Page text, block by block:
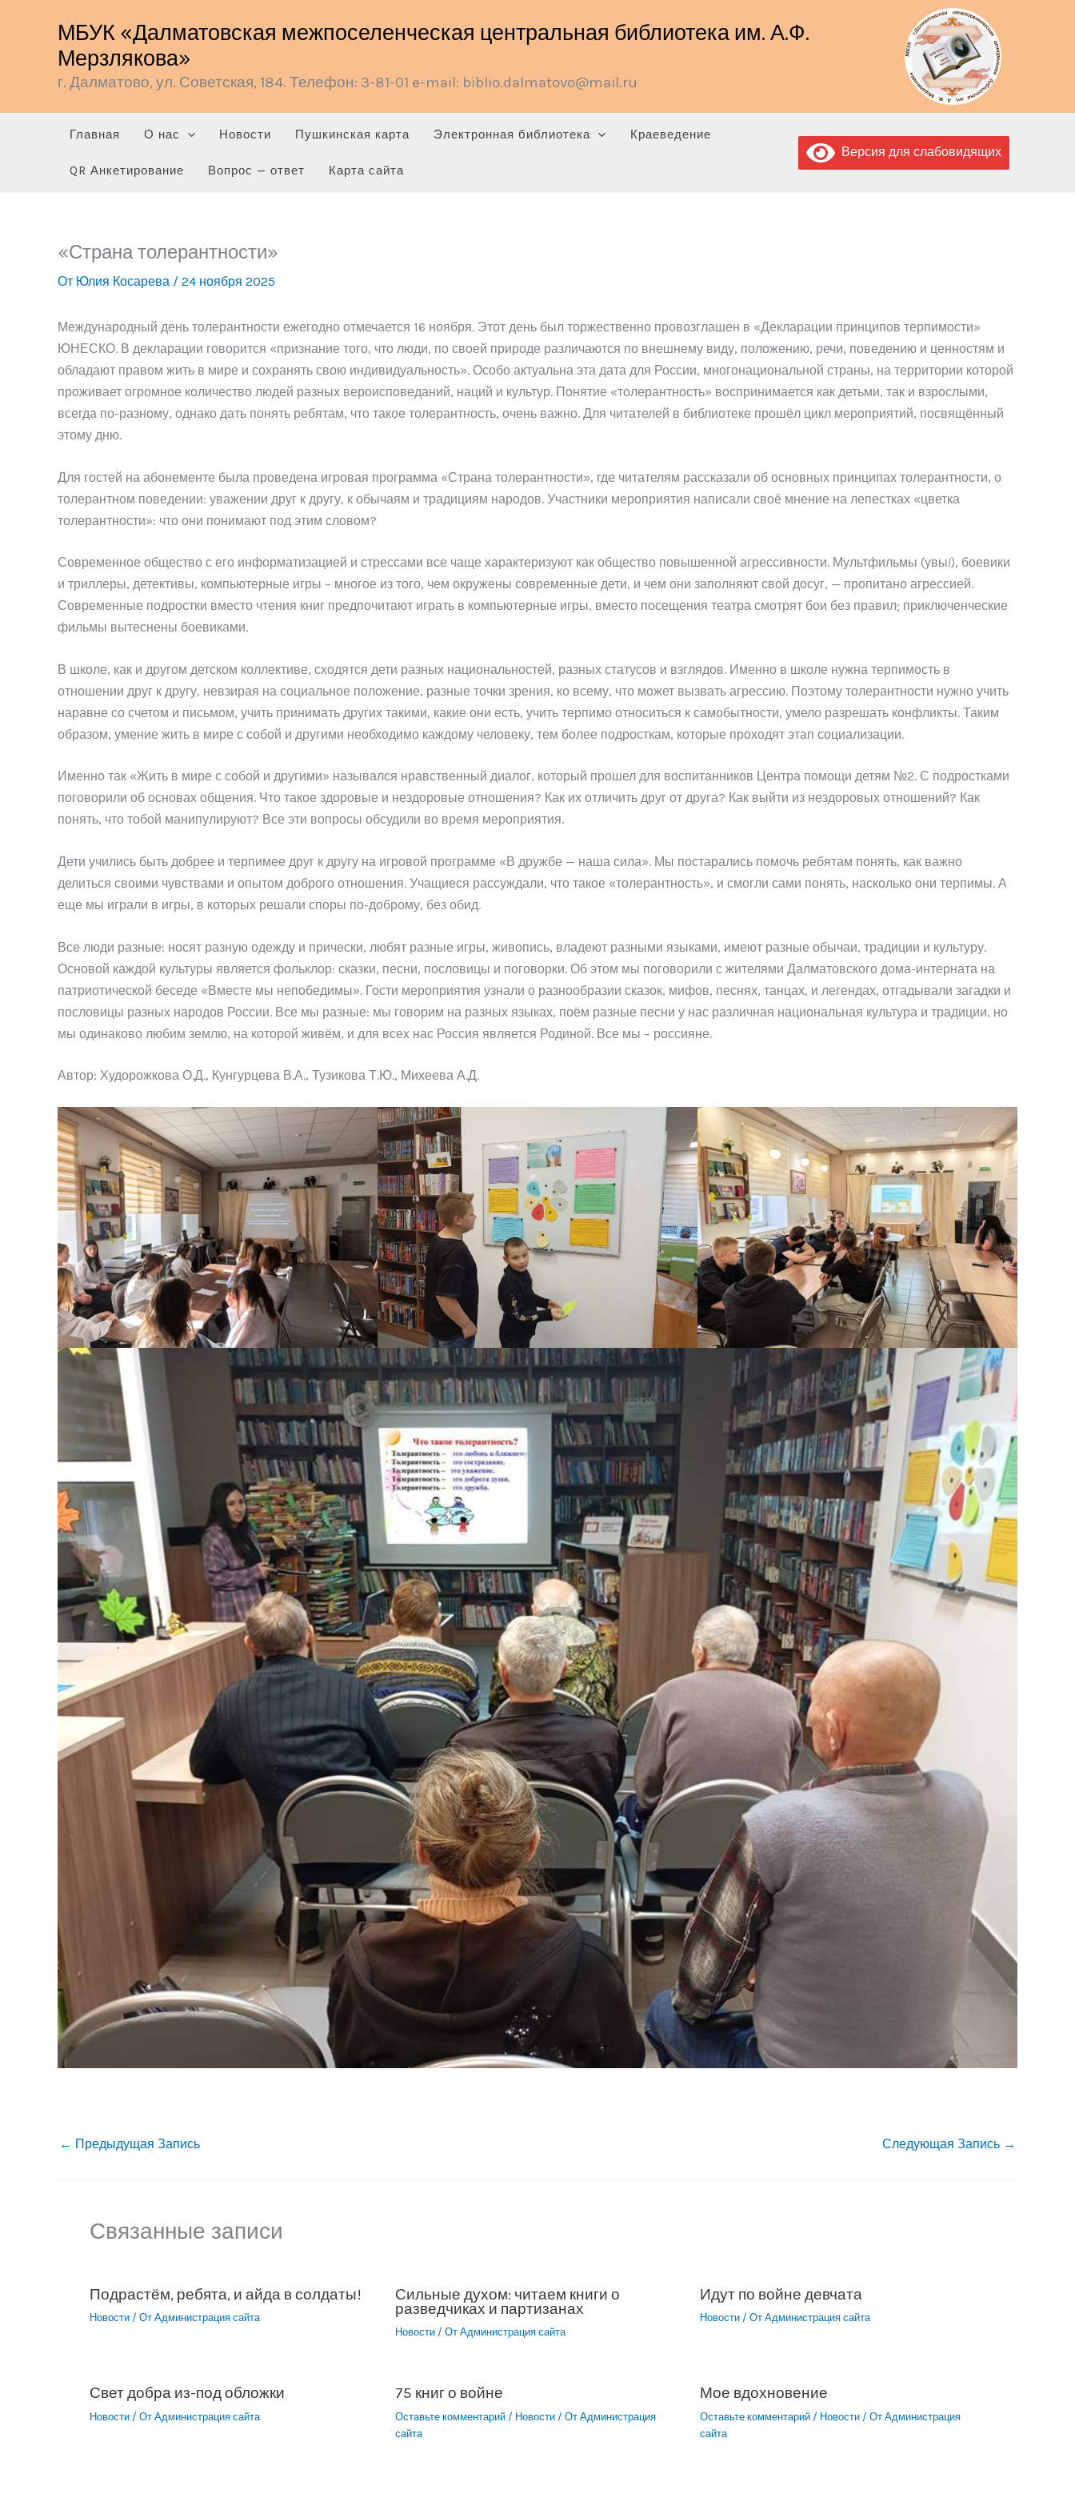
содержимому
МБУК «Далматовская межпоселенческая центральная библиотека им. А.Ф.
Мерзлякова»
г. Далматово, ул. Советская, 184. Телефон: 3-81-01 e-mail: biblio.dalmatovo@mail.ru
Главная О нас Новости Пушкинская карта Электронная библиотека Краеведение
QR Анкетирование Вопрос — ответ Карта сайта
Версия для слабовидящих
«Страна толерантности»
От Юлия Косарева / 24 ноября 2025
Международный день толерантности ежегодно отмечается 16 ноября. Этот день был торжественно провозглашен в «Декларации принципов терпимости»
ЮНЕСКО. В декларации говорится «признание того, что люди, по своей природе различаются по внешнему виду, положению, речи, поведению и ценностям и
обладают правом жить в мире и сохранять свою индивидуальность». Особо актуальна эта дата для России, многонациональной страны, на территории которой
проживает огромное количество людей разных вероисповеданий, наций и культур. Понятие «толерантность» воспринимается как детьми, так и взрослыми,
всегда по-разному, однако дать понять ребятам, что такое толерантность, очень важно. Для читателей в библиотеке прошёл цикл мероприятий, посвящённый
этому дню.
Для гостей на абонементе была проведена игровая программа «Страна толерантности», где читателям рассказали об основных принципах толерантности, о
толерантном поведении: уважении друг к другу, к обычаям и традициям народов. Участники мероприятия написали своё мнение на лепестках «цветка
толерантности»: что они понимают под этим словом?
Современное общество с его информатизацией и стрессами все чаще характеризуют как общество повышенной агрессивности. Мультфильмы (увы!), боевики
и триллеры, детективы, компьютерные игры – многое из того, чем окружены современные дети, и чем они заполняют свой досуг, — пропитано агрессией.
Современные подростки вместо чтения книг предпочитают играть в компьютерные игры, вместо посещения театра смотрят бои без правил; приключенческие
фильмы вытеснены боевиками.
В школе, как и другом детском коллективе, сходятся дети разных национальностей, разных статусов и взглядов. Именно в школе нужна терпимость в
отношении друг к другу, невзирая на социальное положение, разные точки зрения, ко всему, что может вызвать агрессию. Поэтому толерантности нужно учить
наравне со счетом и письмом, учить принимать других такими, какие они есть, учить терпимо относиться к самобытности, умело разрешать конфликты. Таким
образом, умение жить в мире с собой и другими необходимо каждому человеку, тем более подросткам, которые проходят этап социализации.
Именно так «Жить в мире с собой и другими» назывался нравственный диалог, который прошел для воспитанников Центра помощи детям №2. С подростками
поговорили об основах общения. Что такое здоровые и нездоровые отношения? Как их отличить друг от друга? Как выйти из нездоровых отношений? Как
понять, что тобой манипулируют? Все эти вопросы обсудили во время мероприятия.
Дети учились быть добрее и терпимее друг к другу на игровой программе «В дружбе — наша сила». Мы постарались помочь ребятам понять, как важно
делиться своими чувствами и опытом доброго отношения. Учащиеся рассуждали, что такое «толерантность», и смогли сами понять, насколько они терпимы. А
еще мы играли в игры, в которых решали споры по-доброму, без обид.
Все люди разные: носят разную одежду и прически, любят разные игры, живопись, владеют разными языками, имеют разные обычаи, традиции и культуру.
Основой каждой культуры является фольклор: сказки, песни, пословицы и поговорки. Об этом мы поговорили с жителями Далматовского дома-интерната на
патриотической беседе «Вместе мы непобедимы». Гости мероприятия узнали о разнообразии сказок, мифов, песнях, танцах, и легендах, отгадывали загадки и
пословицы разных народов России. Все мы разные: мы говорим на разных языках, поём разные песни у нас различная национальная культура и традиции, но
мы одинаково любим землю, на которой живём, и для всех нас Россия является Родиной. Все мы – россияне.
Автор: Худорожкова О.Д., Кунгурцева В.А., Тузикова Т.Ю., Михеева А.Д.
← Предыдущая Запись Следующая Запись →
Связанные записи
Подрастём, ребята, и айда в солдаты!
Новости / От Администрация сайта
Сильные духом: читаем книги о
разведчиках и партизанах
Новости/ От Администрация сайта
Идут по войне девчата
Новости / ОтАдминистрация сайта
Свет добра из-под обложки
Новости / От Администрация сайта
75 книг о войне
Оставьте комментарий / Новости/ От Администрация
сайта
Мое вдохновение
Оставьте комментарий / Новости / ОтАдминистрация
сайта